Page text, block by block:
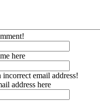
here
incorrect email address!
address here